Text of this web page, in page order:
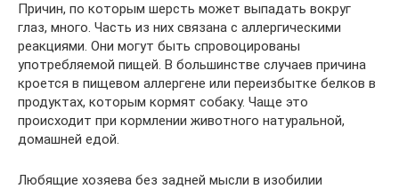
Причин, по которым шерсть может выпадать вокруг
глаз, много. Часть из них связана с аллергическими
реакциями. Они могут быть спровоцированы
употребляемой пищей. В большинстве случаев причина
кроется в пищевом аллергене или переизбытке белков в
продуктах, которым кормят собаку. Чаще это
происходит при кормлении животного натуральной,
домашней едой.
Любящие хозяева без задней мысли в изобилии